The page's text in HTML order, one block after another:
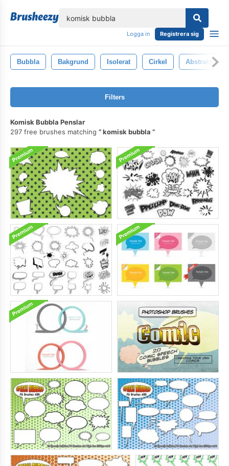
Logga in Registrera sig
Bubbla Bakgrund Isolerat Cirkel Abstrakt
Filters
Komisk Bubbla Penslar
297 free brushes matching
komisk bubbla